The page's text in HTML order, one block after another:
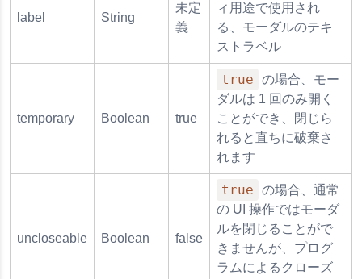
label String
未定
義
ィ用途で使用され
る、モーダルのテキ
ストラベル
temporary Boolean true
true
の場合、モー
ダルは 1 回のみ開く
ことができ、閉じら
れると直ちに破棄さ
れます
uncloseable Boolean false
true
の場合、通常
の UI 操作ではモーダ
ルを閉じることがで
きませんが、プログ
ラムによるクローズ